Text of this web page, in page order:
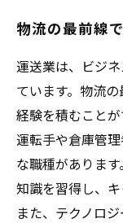
物流の最前線
運送業は、ビジ
ています。物流
経験を積むこと
運転手や倉庫管
な職種がありま
知識を習得し、
また、テクノロ